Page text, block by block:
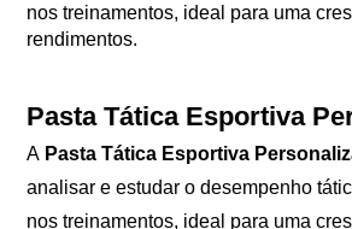
nos treinamentos, ideal para uma
rendimentos.
Pasta Tática Esportiva
A Pasta Tática Esportiva
analisar e estudar o desempenho
nos treinamentos, ideal para uma